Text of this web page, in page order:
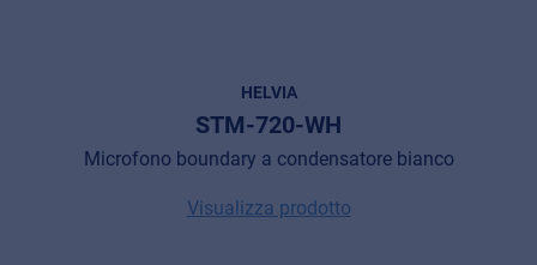
HELVIA
STM-720-WH
Microfono boundary a condensatore bianco
Visualizza prodotto